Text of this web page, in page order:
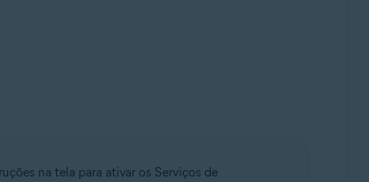
na tela para ativar os Serviços de